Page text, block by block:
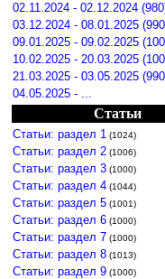
02.11.2024 - 02.12.2024
03.12.2024 - 08.01.2025
09.01.2025 - 09.02.2025
10.02.2025 - 20.03.2025
21.03.2025 - 03.05.2025
04.05.2025 - ...
Статьи
Статьи: раздел 1 (1024)
Статьи: раздел 2 (1006)
Статьи: раздел 3 (1000)
Статьи: раздел 4 (1044)
Статьи: раздел 5 (1001)
Статьи: раздел 6 (1000)
Статьи: раздел 7 (1000)
Статьи: раздел 8 (1013)
Статьи: раздел 9 (1000)